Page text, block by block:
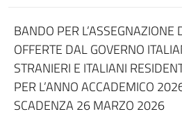
BANDO PER L’ASSEGNAZIONE
OFFERTE DAL GOVERNO
STRANIERI E ITALIANI
PER L’ANNO ACCADEMICO
SCADENZA 26 MARZO 2026